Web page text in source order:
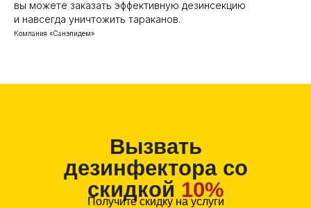
вы можете заказать эффективную дезинсекцию
и навсегда уничтожить тараканов.
Компания «Санэпидем»
Вызвать
дезинфектора со
скидкой 10%
Получите скидку на услуги